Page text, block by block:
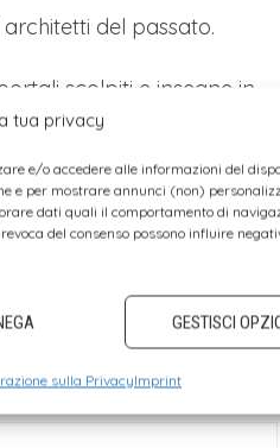
tua privacy
e/o accedere alle informazioni del
e per mostrare annunci (non)
dati quali il comportamento di
del consenso possono influire
GESTISCI
sulla PrivacyImprint
mantenendo
del passato.
scolpiti e insegne in
gastronomici
Loden.
2026